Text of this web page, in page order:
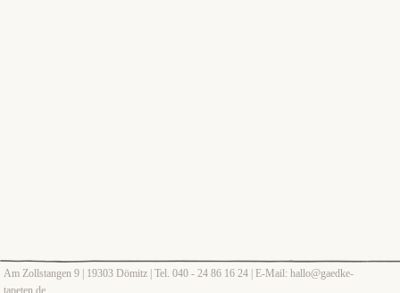
Am Zollstangen 9 | 19303 Dömitz | Tel. 040 - 24 86 16 24 | E-Mail: hallo@gaedke-